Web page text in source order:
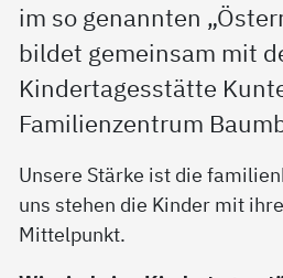
im so genannten
bildet gemeinsam mit
Kindertagesstätte
Familienzentrum
Unsere Stärke ist die
uns stehen die Kinder mit
Mittelpunkt.